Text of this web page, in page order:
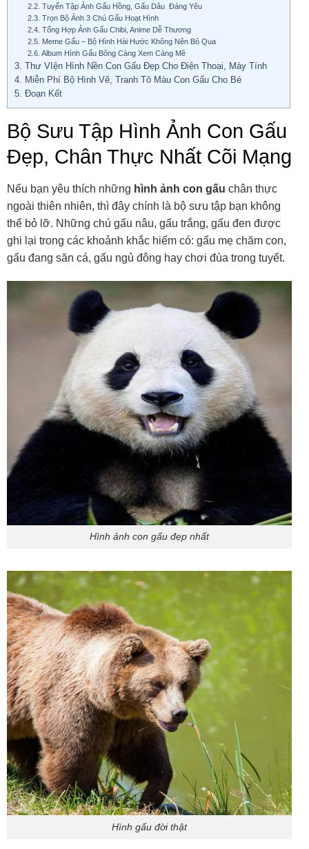
2.2. Tuyển Tập Ảnh Gấu Hồng, Gấu Dâu Đáng Yêu
2.3. Trọn Bộ Ảnh 3 Chú Gấu Hoạt Hình
2.4. Tổng Hợp Ảnh Gấu Chibi, Anime Dễ Thương
2.5. Meme Gấu – Bộ Hình Hài Hước Không Nên Bỏ Qua
2.6. Album Hình Gấu Bông Càng Xem Càng Mê
3. Thư VIện Hình Nền Con Gấu Đẹp Cho Điện Thoại, Máy Tính
4. Miễn Phí Bộ Hình Vẽ, Tranh Tô Màu Con Gấu Cho Bé
5. Đoạn Kết
Bộ Sưu Tập Hình Ảnh Con Gấu
Đẹp, Chân Thực Nhất Cõi Mạng
Nếu bạn yêu thích những hình ảnh con gấu chân thực
ngoài thiên nhiên, thì đây chính là bộ sưu tập bạn không
thể bỏ lỡ. Những chú gấu nâu, gấu trắng, gấu đen được
ghi lại trong các khoảnh khắc hiếm có: gấu mẹ chăm con,
gấu đang săn cá, gấu ngủ đông hay chơi đùa trong tuyết.
Hình ảnh con gấu đẹp nhất
Hình gấu đời thật